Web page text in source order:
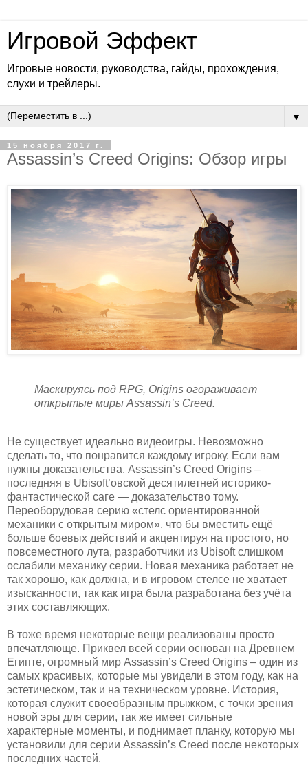
Игровой Эффект
Игровые новости, руководства, гайды, прохождения,
слухи и трейлеры.
▼
15 ноября 2017 г.
Assassin’s Creed Origins: Обзор игры
Маскируясь под RPG, Origins огораживает
открытые миры Assassin’s Creed.
Не существует идеально видеоигры. Невозможно
сделать то, что понравится каждому игроку. Если вам
нужны доказательства, Assassin’s Creed Origins –
последняя в Ubisoft’овской десятилетней историко-
фантастической саге — доказательство тому.
Переоборудовав серию «стелс ориентированной
механики с открытым миром», что бы вместить ещё
больше боевых действий и акцентируя на простого, но
повсеместного лута, разработчики из Ubisoft слишком
ослабили механику серии. Новая механика работает не
так хорошо, как должна, и в игровом стелсе не хватает
изысканности, так как игра была разработана без учёта
этих составляющих.
В тоже время некоторые вещи реализованы просто
впечатляюще. Приквел всей серии основан на Древнем
Египте, огромный мир Assassin’s Creed Origins – один из
самых красивых, которые мы увидели в этом году, как на
эстетическом, так и на техническом уровне. История,
которая служит своеобразным прыжком, с точки зрения
новой эры для серии, так же имеет сильные
характерные моменты, и поднимает планку, которую мы
установили для серии Assassin’s Creed после некоторых
последних частей.